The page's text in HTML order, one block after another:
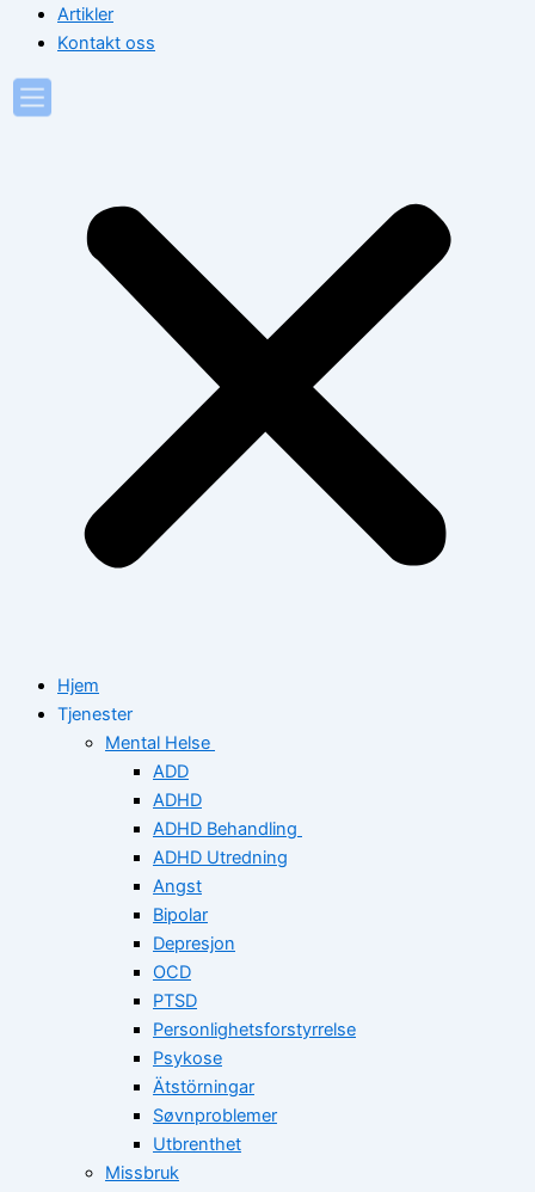
Artikler
Kontakt oss
Hjem
Tjenester
Mental Helse
ADD
ADHD
ADHD Behandling
ADHD Utredning
Angst
Bipolar
Depresjon
OCD
PTSD
Personlighetsforstyrrelse
Psykose
Ätstörningar
Søvnproblemer
Utbrenthet
Missbruk